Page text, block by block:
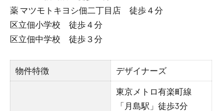
薬 マツモトキヨシ佃二丁目店 徒歩４分
区立佃小学校 徒歩４分
区立佃中学校 徒歩３分
物件特徴 デザイナーズ
東京メトロ有楽町線
「月島駅」徒歩3分